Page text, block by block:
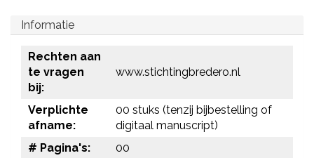
Informatie
Rechten aan
te vragen
bij:
www.stichtingbredero.nl
Verplichte
afname:
00 stuks (tenzij bijbestelling of
digitaal manuscript)
# Pagina's:
00